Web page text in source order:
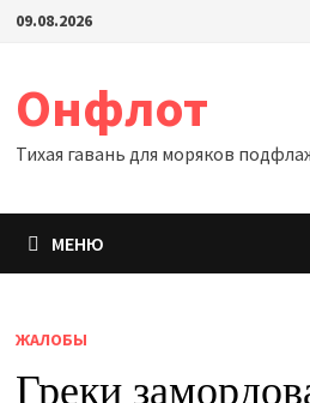
Перейти
09.08.2026
Онфлот
Тихая гавань для моряков
МЕНЮ
ЖАЛОБЫ
Греки